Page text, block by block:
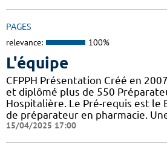
PAGES
relevance: 100%
L'équipe
CFPPH Présentation Créé en
et diplômé plus de 550
Hospitalière. Le Pré-requis est le
de préparateur en pharmacie.
15/04/2025 17:00